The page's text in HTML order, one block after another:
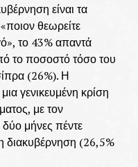
είναι τα
θεωρείτε
το 43% απαντά
το ποσοστό τόσο του
(26%). Η
γενικευμένη κρίση
με τον
μήνες πέντε
διακυβέρνηση (26,5%